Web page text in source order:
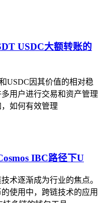
USDC大额转账的
USDC因其价值的相对稳
用户进行交易和资产管理
如何有效管理
IBC路径下U
术逐渐成为行业的焦点。
使用中，跨链技术的应用